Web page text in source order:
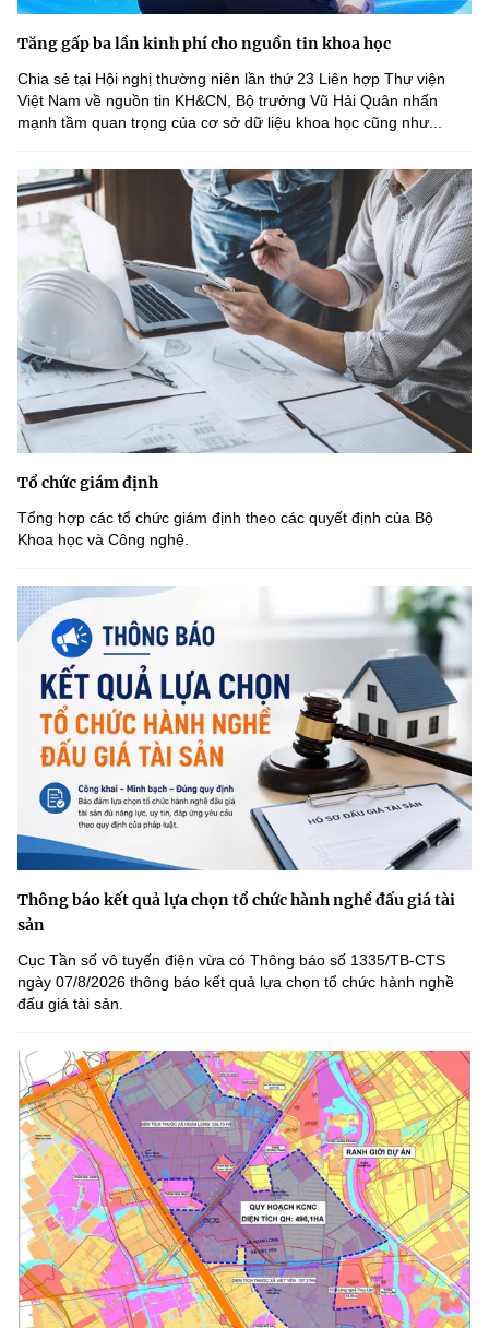
Tăng gấp ba lần kinh phí cho nguồn tin khoa học
Chia sẻ tại Hội nghị thường niên lần thứ 23 Liên hợp Thư viện
Việt Nam về nguồn tin KH&CN, Bộ trưởng Vũ Hải Quân nhấn
mạnh tầm quan trọng của cơ sở dữ liệu khoa học cũng như...
Tổ chức giám định
Tổng hợp các tổ chức giám định theo các quyết định của Bộ
Khoa học và Công nghệ.
Thông báo kết quả lựa chọn tổ chức hành nghề đấu giá tài
sản
Cục Tần số vô tuyến điện vừa có Thông báo số 1335/TB-CTS
ngày 07/8/2026 thông báo kết quả lựa chọn tổ chức hành nghề
đấu giá tài sản.